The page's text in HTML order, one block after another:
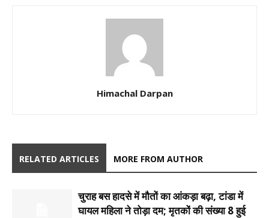
Himachal Darpan
RELATED ARTICLES MORE FROM AUTHOR
चुराह बस हादसे में मौतों का आंकड़ा बढ़ा, टांडा में
घायल महिला ने तोड़ा दम; मृतकों की संख्या 8 हुई